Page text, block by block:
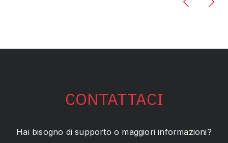
CONTATTACI
Hai bisogno di supporto o maggiori informazioni?